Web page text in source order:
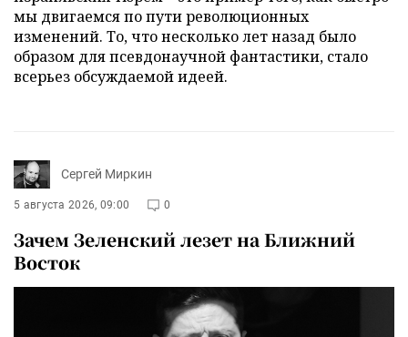
мы двигаемся по пути революционных
изменений. То, что несколько лет назад было
образом для псевдонаучной фантастики, стало
всерьез обсуждаемой идеей.
Сергей Миркин
5 августа 2026, 09:00 0
Зачем Зеленский лезет на Ближний
Восток